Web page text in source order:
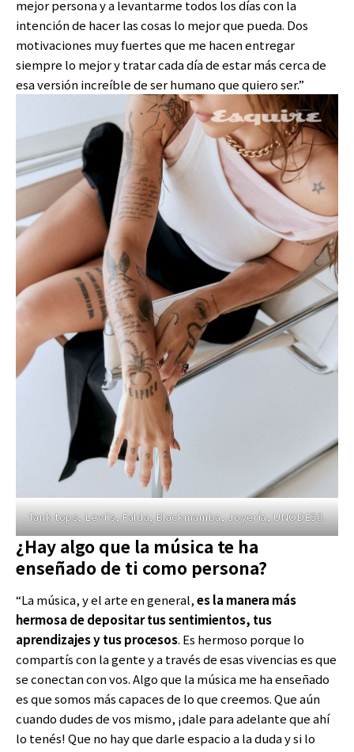
mejor persona y a levantarme todos los días con la
intención de hacer las cosas lo mejor que pueda. Dos
motivaciones muy fuertes que me hacen entregar
siempre lo mejor y tratar cada día de estar más cerca de
esa versión increíble de ser humano que quiero ser.”
Tank tops, Levi’s, Falda, Blackmamba, Joyería, UNODE50.
¿Hay algo que la música te ha
enseñado de ti como persona?
“La música, y el arte en general,es la manera más
hermosa de depositar tus sentimientos, tus
aprendizajes y tus procesos. Es hermoso porque lo
compartís con la gente y a través de esas vivencias es que
se conectan con vos. Algo que la música me ha enseñado
es que somos más capaces de lo que creemos. Que aún
cuando dudes de vos mismo, ¡dale para adelante que ahí
lo tenés! Que no hay que darle espacio a la duda y si lo